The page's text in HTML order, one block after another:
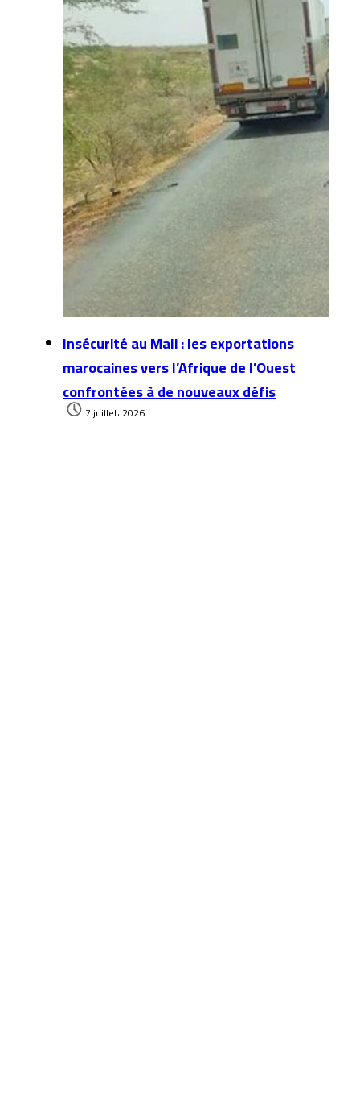
Insécurité au Mali : les exportations
marocaines vers l’Afrique de l’Ouest
confrontées à de nouveaux défis
7 juillet، 2026